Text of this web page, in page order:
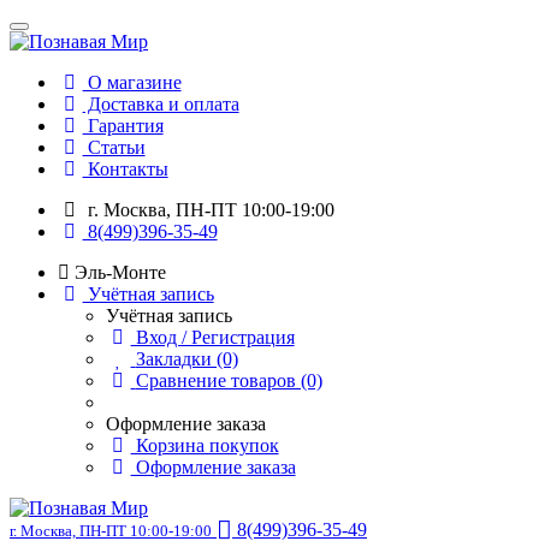
О магазине
Доставка и оплата
Гарантия
Статьи
Контакты
г. Москва, ПН-ПТ 10:00-19:00
8(499)396-35-49
Эль-Монте
Учётная запись
Учётная запись
Вход / Регистрация
Закладки (0)
Сравнение товаров (0)
Оформление заказа
Корзина покупок
Оформление заказа
г. Москва, ПН-ПТ 10:00-19:00
8(499)396-35-49